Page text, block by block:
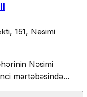
151, Nəsimi
Nəsimi
mərtəbəsində
təqdim edir.